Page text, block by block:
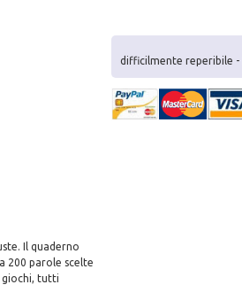
Il quaderno
200 parole scelte
giochi, tutti
difficilmente reperibile -
Interessato ai nostri libri?
Allora iscriviti alla nostra newsletter!
Sarai informato delle nostre novità,
comunque cancellarti quando desideri.